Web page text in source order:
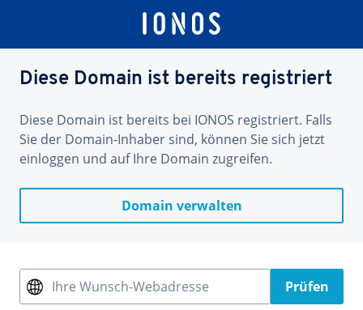
Diese Domain ist bereits registriert
Diese Domain ist bereits bei IONOS registriert. Falls
Sie der Domain-Inhaber sind, können Sie sich jetzt
einloggen und auf Ihre Domain zugreifen.
Domain verwalten
Ihre Wunsch-Webadresse Prüfen